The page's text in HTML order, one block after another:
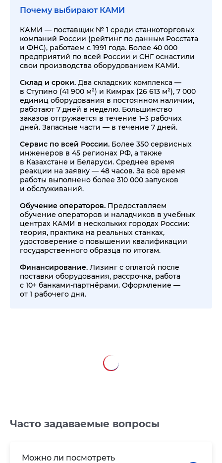
Почему выбирают КАМИ
КАМИ — поставщик № 1 среди станкоторговых
компаний России (рейтинг по данным Росстата
и ФНС), работаем с 1991 года. Более 40 000
предприятий по всей России и СНГ оснастили
свои производства оборудованием КАМИ.
Склад и сроки. Два складских комплекса —
в Ступино (41 900 м²) и Кимрах (26 613 м²), 7 000
единиц оборудования в постоянном наличии,
работают 7 дней в неделю. Большинство
заказов отгружается в течение 1–3 рабочих
дней. Запасные части — в течение 7 дней.
Сервис по всей России. Более 350 сервисных
инженеров в 45 регионах РФ, а также
в Казахстане и Беларуси. Среднее время
реакции на заявку — 48 часов. За всё время
работы выполнено более 310 000 запусков
и обслуживаний.
Обучение операторов. Предоставляем
обучение операторов и наладчиков в учебных
центрах КАМИ в нескольких городах России:
теория, практика на реальных станках,
удостоверение о повышении квалификации
государственного образца по итогам.
Финансирование. Лизинг с оплатой после
поставки оборудования, рассрочка, работа
с 10+ банками-партнёрами. Оформление —
от 1 рабочего дня.
Часто задаваемые вопросы
Можно ли посмотреть